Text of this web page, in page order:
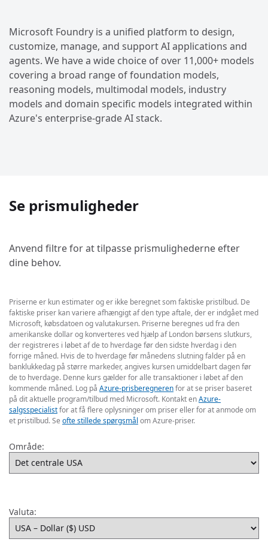
Microsoft Foundry is a unified platform to design,
customize, manage, and support AI applications and
agents. We have a wide choice of over 11,000+ models
covering a broad range of foundation models,
reasoning models, multimodal models, industry
models and domain specific models integrated within
Azure's enterprise-grade AI stack.
Se prismuligheder
Anvend filtre for at tilpasse prismulighederne efter
dine behov.
Priserne er kun estimater og er ikke beregnet som faktiske pristilbud. De
faktiske priser kan variere afhængigt af den type aftale, der er indgået med
Microsoft, købsdatoen og valutakursen. Priserne beregnes ud fra den
amerikanske dollar og konverteres ved hjælp af London børsens slutkurs,
der registreres i løbet af de to hverdage før den sidste hverdag i den
forrige måned. Hvis de to hverdage før månedens slutning falder på en
banklukkedag på større markeder, angives kursen umiddelbart dagen før
de to hverdage. Denne kurs gælder for alle transaktioner i løbet af den
kommende måned. Log på Azure-prisberegnerenfor at se priser baseret
på dit aktuelle program/tilbud med Microsoft. Kontakt enAzure-
salgsspecialistfor at få flere oplysninger om priser eller for at anmode om
et pristilbud. Se ofte stillede spørgsmål om Azure-priser.
Område:
Valuta: